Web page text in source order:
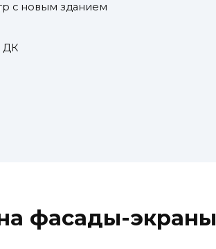
с новым зданием
ДК
фасады-экраны